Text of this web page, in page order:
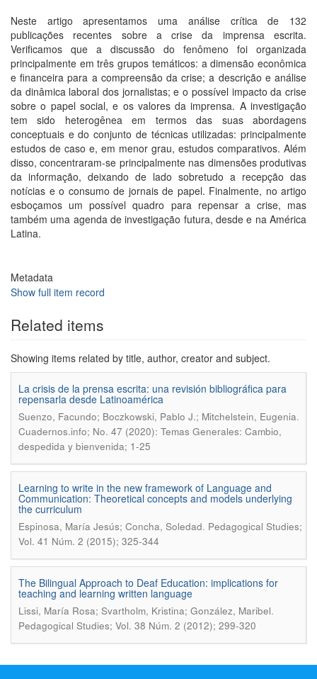
Neste artigo apresentamos uma análise crítica de 132
publicações recentes sobre a crise da imprensa escrita.
Verificamos que a discussão do fenômeno foi organizada
principalmente em três grupos temáticos: a dimensão econômica
e financeira para a compreensão da crise; a descrição e análise
da dinâmica laboral dos jornalistas; e o possível impacto da crise
sobre o papel social, e os valores da imprensa. A investigação
tem sido heterogênea em termos das suas abordagens
conceptuais e do conjunto de técnicas utilizadas: principalmente
estudos de caso e, em menor grau, estudos comparativos. Além
disso, concentraram-se principalmente nas dimensões produtivas
da informação, deixando de lado sobretudo a recepção das
notícias e o consumo de jornais de papel. Finalmente, no artigo
esboçamos um possível quadro para repensar a crise, mas
também uma agenda de investigação futura, desde e na América
Latina.
Metadata
Show full item record
Related items
Showing items related by title, author, creator and subject.
La crisis de la prensa escrita: una revisión bibliográfica para
repensarla desde Latinoamérica
Suenzo, Facundo; Boczkowski, Pablo J.; Mitchelstein, Eugenia.
Cuadernos.info; No. 47 (2020): Temas Generales: Cambio,
despedida y bienvenida; 1-25
Learning to write in the new framework of Language and
Communication: Theoretical concepts and models underlying
the curriculum
Espinosa, María Jesús; Concha, Soledad. Pedagogical Studies;
Vol. 41 Núm. 2 (2015); 325-344
The Bilingual Approach to Deaf Education: implications for
teaching and learning written language
Lissi, María Rosa; Svartholm, Kristina; González, Maribel.
Pedagogical Studies; Vol. 38 Núm. 2 (2012); 299-320